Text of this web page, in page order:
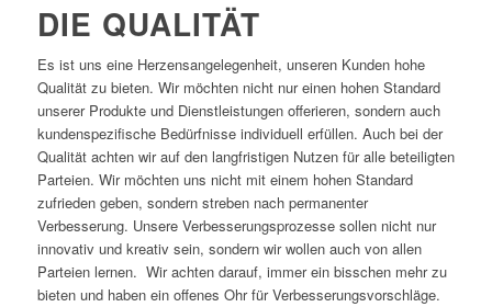
DIE QUALITÄT
Es ist uns eine Herzensangelegenheit, unseren Kunden hohe
Qualität zu bieten. Wir möchten nicht nur einen hohen Standard
unserer Produkte und Dienstleistungen offerieren, sondern auch
kundenspezifische Bedürfnisse individuell erfüllen. Auch bei der
Qualität achten wir auf den langfristigen Nutzen für alle beteiligten
Parteien. Wir möchten uns nicht mit einem hohen Standard
zufrieden geben, sondern streben nach permanenter
Verbesserung. Unsere Verbesserungsprozesse sollen nicht nur
innovativ und kreativ sein, sondern wir wollen auch von allen
Parteien lernen. Wir achten darauf, immer ein bisschen mehr zu
bieten und haben ein offenes Ohr für Verbesserungsvorschläge.